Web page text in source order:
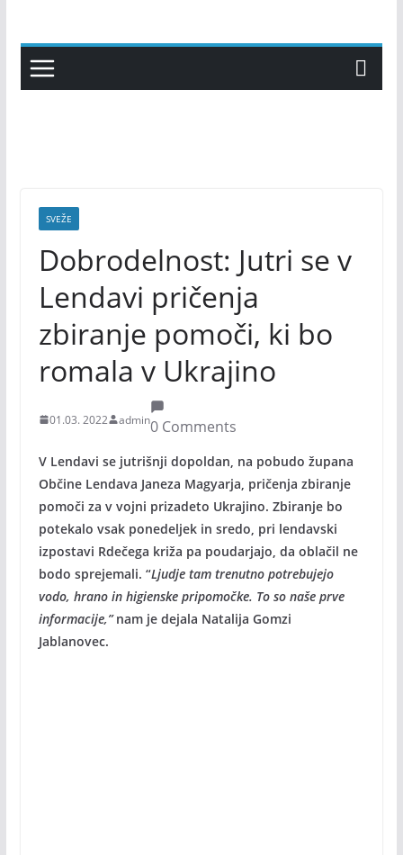
content
SVEŽE
Dobrodelnost: Jutri se v
Lendavi pričenja
zbiranje pomoči, ki bo
romala v Ukrajino
01.03. 2022 admin0 Comments
V Lendavi se jutrišnji dopoldan, na pobudo župana
Občine Lendava Janeza Magyarja, pričenja zbiranje
pomoči za v vojni prizadeto Ukrajino. Zbiranje bo
potekalo vsak ponedeljek in sredo, pri lendavski
izpostavi Rdečega križa pa poudarjajo, da oblačil ne
bodo sprejemali. “Ljudje tam trenutno potrebujejo
vodo, hrano in higienske pripomočke. To so naše prve
informacije,”nam je dejala Natalija Gomzi
Jablanovec.